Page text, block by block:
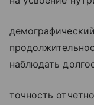
наблюдать
точность